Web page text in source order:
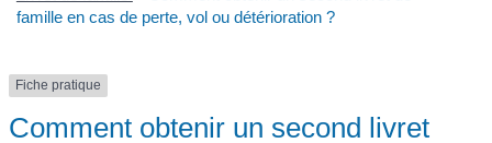
famille en cas de perte, vol ou détérioration ?
Fiche pratique
Comment obtenir un second livret